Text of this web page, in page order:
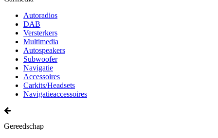
Autoradios
DAB
Versterkers
Multimedia
Autospeakers
Subwoofer
Navigatie
Accessoires
Carkits/Headsets
Navigatieaccessoires
Gereedschap